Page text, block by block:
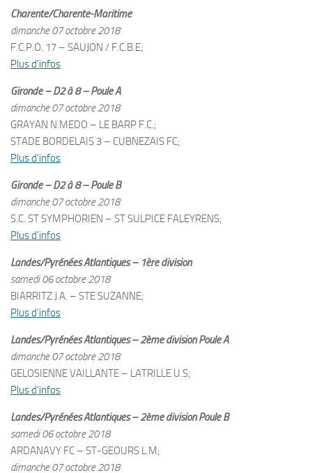
Charente/Charente-Maritime
dimanche 07 octobre 2018
F.C.P.O. 17 – SAUJON / F.C.B.E;
Plus d’infos
Gironde – D2 à 8 – Poule A
dimanche 07 octobre 2018
GRAYAN N.MEDO – LE BARP F.C.;
STADE BORDELAIS 3 – CUBNEZAIS FC;
Plus d’infos
Gironde – D2 à 8 – Poule B
dimanche 07 octobre 2018
S.C. ST SYMPHORIEN – ST SULPICE FALEYRENS;
Plus d’infos
Landes/Pyrénées Atlantiques – 1ère division
samedi 06 octobre 2018
BIARRITZ J.A. – STE SUZANNE;
Plus d’infos
Landes/Pyrénées Atlantiques – 2ème division Poule A
dimanche 07 octobre 2018
GELOSIENNE VAILLANTE – LATRILLE U.S;
Plus d’infos
Landes/Pyrénées Atlantiques – 2ème division Poule B
samedi 06 octobre 2018
ARDANAVY FC – ST-GEOURS L.M;
dimanche 07 octobre 2018